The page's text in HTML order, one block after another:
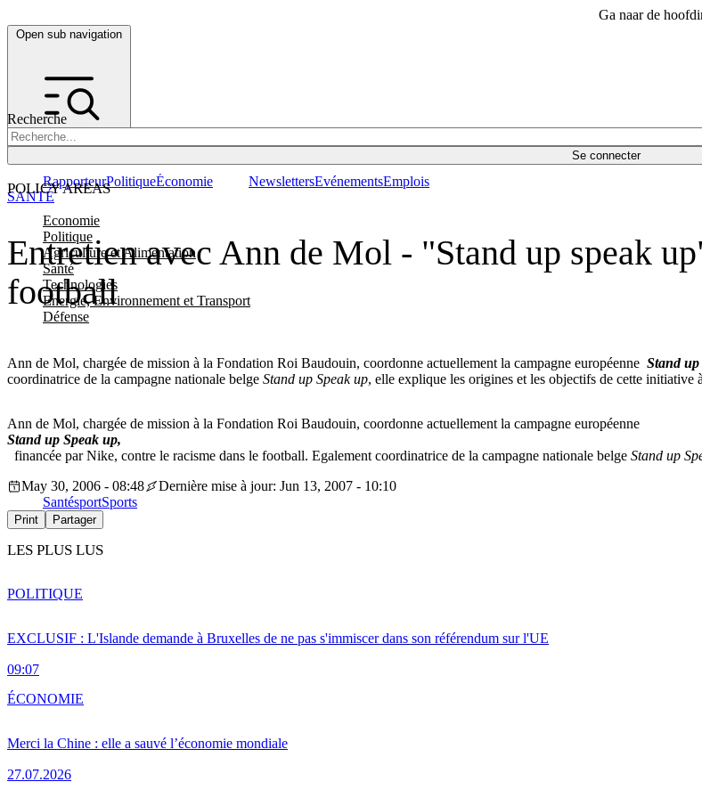
Ga naar de
Open sub navigation
Recherche
Se connecter
POLICY AREAS
Economie
Politique
Agriculture et Alimentation
Santé
Technologies
Energie, Environnement et Transport
Défense
RapporteurPolitiqueÉconomie NewslettersEvénementsEmplois
Entretien avec Ann de Mol - "Stand up speak
football
Ann de Mol, chargée de mission à la Fondation Roi Baudouin, coordonne actuellement la campagne européenne Stand up
coordinatrice de la campagne nationale belge Stand up Speak up, elle explique les origines et les objectifs de cette initiative
SANTÉ
Ann de Mol, chargée de mission à la Fondation Roi Baudouin, coordonne actuellement la campagne européenne
Stand up Speak up,
financée par Nike, contre le racisme dans le football. Egalement coordinatrice de la campagne nationale belge Stand up
May 30, 2006 - 08:48
Dernière mise à jour: Jun 13, 2007 - 10:10
SantésportSports
Print Partager
LES PLUS LUS
EXCLUSIF : L'Islande demande à Bruxelles de ne pas s'immiscer dans son référendum sur l'UE
09:07
POLITIQUE
Merci la Chine : elle a sauvé l’économie mondiale
27.07.2026
ÉCONOMIE